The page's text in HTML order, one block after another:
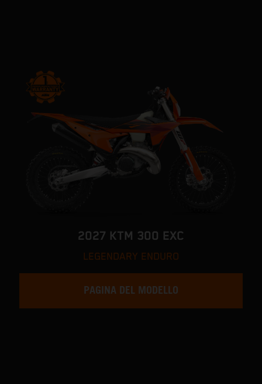
2027 KTM 300 EXC
LEGENDARY ENDURO
PAGINA DEL MODELLO